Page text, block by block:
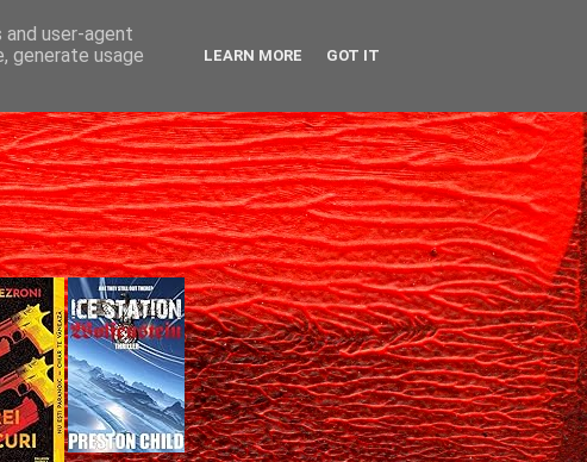
user-agent
generate usage
LEARN MORE GOT IT